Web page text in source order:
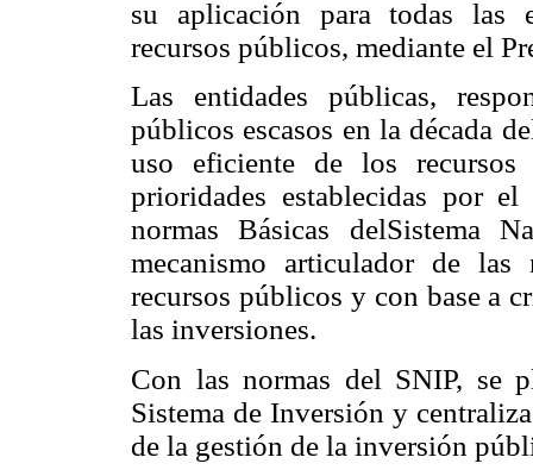
su aplicación para todas las
recursos públicos, mediante el
Las entidades públicas,
públicos escasos en la década
uso eficiente de los
prioridades establecidas por
normas Básicas delSistema
mecanismo articulador de las
recursos públicos y con base a
las inversiones.
Con las normas del SNIP, se
Sistema de Inversión y
de la gestión de la inversión